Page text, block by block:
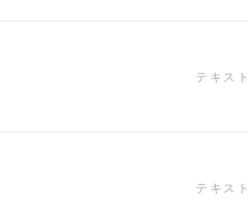
テキスト
テキスト